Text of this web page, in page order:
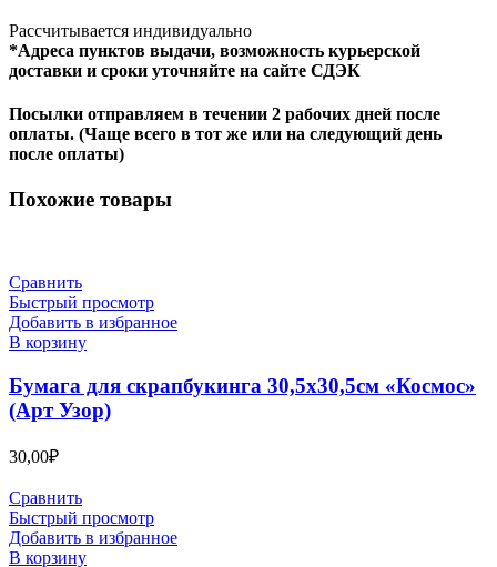
Рассчитывается индивидуально
*Адреса пунктов выдачи, возможность курьерской
доставки и сроки уточняйте на сайте СДЭК
Посылки отправляем в течении 2 рабочих дней после
оплаты. (Чаще всего в тот же или на следующий день
после оплаты)
Похожие товары
Сравнить
Быстрый просмотр
Добавить в избранное
В корзину
Бумага для скрапбукинга 30,5х30,5см «Космос»
(Арт Узор)
30,00₽
Сравнить
Быстрый просмотр
Добавить в избранное
В корзину